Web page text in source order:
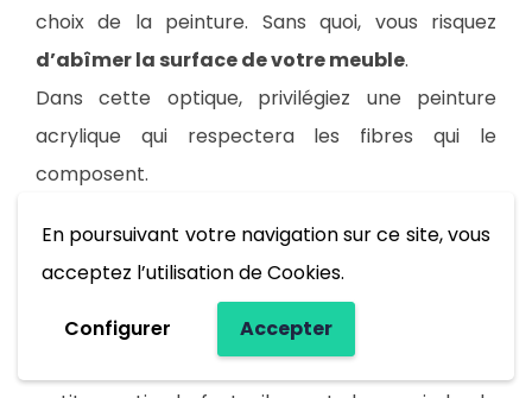
En poursuivant votre navigation sur ce site, vous
acceptez l’utilisation de Cookies.
Configurer Accepter
choix de la peinture. Sans quoi, vous risquez
d’abîmer la surface de votre meuble.
Dans cette optique, privilégiez une peinture
acrylique qui respectera les fibres qui le
composent.
nettoyant minutieusement puis appliquez une
couche de cette peinture à l’aide d’un pinceau
N’hésitez pas à faire plusieurs essais sur une